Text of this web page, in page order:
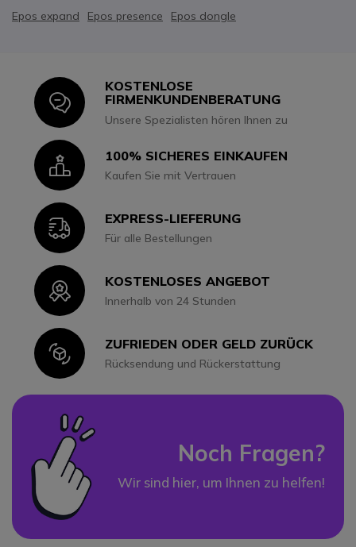
Epos expand
Epos presence Epos dongle
Icon
KOSTENLOSE
FIRMENKUNDENBERATUNG
Unsere Spezialisten hören Ihnen zu
Icon100% SICHERES EINKAUFEN
Kaufen Sie mit Vertrauen
IconEXPRESS-LIEFERUNG
Für alle Bestellungen
IconKOSTENLOSES ANGEBOT
Innerhalb von 24 Stunden
IconZUFRIEDEN ODER GELD ZURÜCK
Rücksendung und Rückerstattung
Noch Fragen?
Wir sind hier, um Ihnen zu helfen!